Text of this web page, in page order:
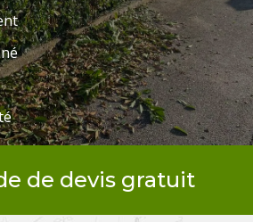
de devis gratuit